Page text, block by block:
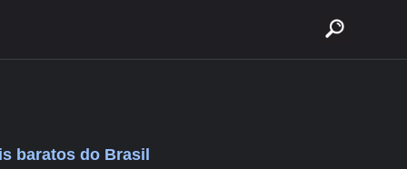
baratos do Brasil